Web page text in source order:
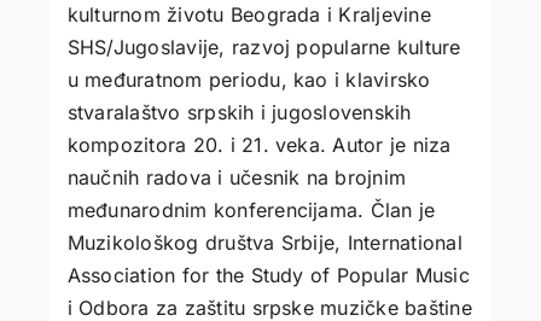
kulturnom životu Beograda i Kraljevine
SHS/Jugoslavije, razvoj popularne kulture
u međuratnom periodu, kao i klavirsko
stvaralaštvo srpskih i jugoslovenskih
kompozitora 20. i 21. veka. Autor je niza
naučnih radova i učesnik na brojnim
međunarodnim konferencijama. Član je
Muzikološkog društva Srbije, International
Association for the Study of Popular Music
i Odbora za zaštitu srpske muzičke baštine